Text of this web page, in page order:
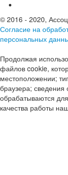
© 2016 - 2020,
Согласие на
персональных
Продолжая
файлов cookie,
местоположении;
браузера;
обрабатываются
качества работы